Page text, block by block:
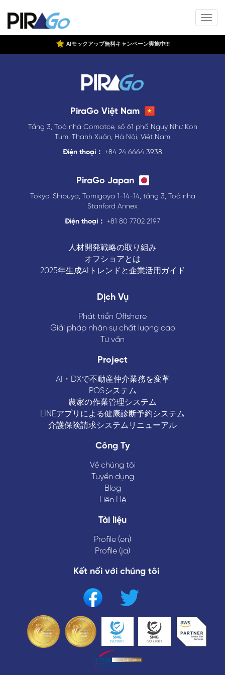
AIモックアップ無料キャンペーン実施中!!!
PiraGo Việt Nam
Tầng 3, Toà nhà Comatce, số 61 phố Nguỵ Như Kon
Tum, Thanh Xuân, Hà Nội, Việt Nam
Điện thoại：
+84 24 6664 3938
PiraGo Japan
Tokyo, Shibuya, Tomigaya 1-14-14, tầng 3, Toà nhà
Stanford Annex
Điện thoại：
+81 80 7702 2197
人材開発戦略の取り組み
オフショアとは
2025年生成AIトレンドと企業活用ガイド
Dịch Vụ
Phát triển Offshore
Giải pháp nhân sự chất lượng cao
Tư vấn
Project
AI・DXで不動産仲介業務を変革
POSシステム
農家の作業管理システム
LINEアプリによる健康診断予約システム
介護保険請求システムリニューアル
Công Ty
Về chúng tôi
Tuyển dụng
Blog
Liên Hệ
Tài liệu
Profile (en)
Profile (ja)
Kết nối với chúng tôi